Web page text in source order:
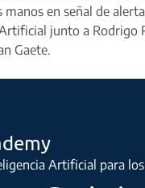
manos en señal de
junto a Rodrigo
Gaete.
Artificial para